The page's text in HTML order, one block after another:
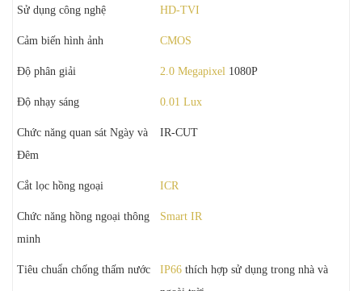
Sử dụng công nghệ HD-TVI
Cảm biến hình ảnh CMOS
Độ phân giải 2.0 Megapixel 1080P
Độ nhạy sáng 0.01 Lux
Chức năng quan sát Ngày và
Đêm
IR-CUT
Cắt lọc hồng ngoại ICR
Chức năng hồng ngoại thông
minh
Smart IR
Tiêu chuẩn chống thấm nước IP66 thích hợp sử dụng trong nhà và